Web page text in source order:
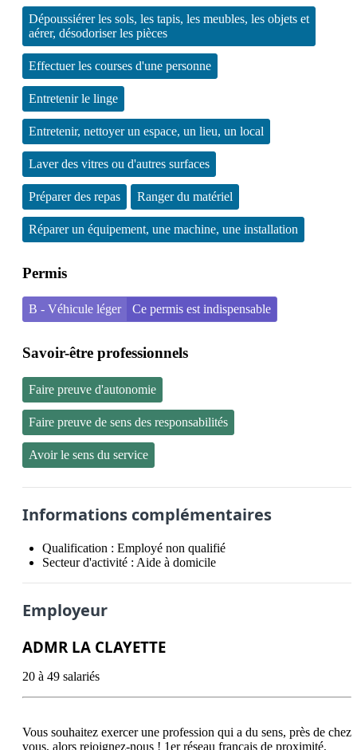
Dépoussiérer les sols, les tapis, les meubles, les objets et
aérer, désodoriser les pièces
Effectuer les courses d'une personne
Entretenir le linge
Entretenir, nettoyer un espace, un lieu, un local
Laver des vitres ou d'autres surfaces
Préparer des repas Ranger du matériel
Réparer un équipement, une machine, une installation
Permis
B - Véhicule léger Ce permis est indispensable
Savoir-être professionnels
Faire preuve d'autonomie
Faire preuve de sens des responsabilités
Avoir le sens du service
Informations complémentaires
Qualification : Employé non qualifié
Secteur d'activité : Aide à domicile
Employeur
ADMR LA CLAYETTE
20 à 49 salariés
Vous souhaitez exercer une profession qui a du sens, près de chez
vous, alors rejoignez-nous ! 1er réseau français de proximité,